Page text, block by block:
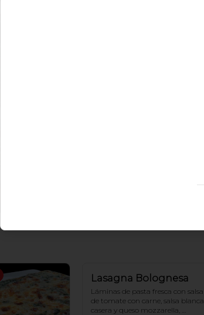
Lasagna Bolognesa
Láminas de pasta fresca con salsa
de tomate con carne, salsa blanca
casera y queso mozzarella,